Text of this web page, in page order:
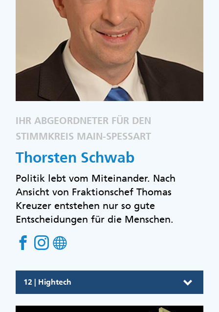
12 | Hightech
IHR ABGEORDNETER FÜR DEN
STIMMKREIS MAIN-SPESSART
Thorsten Schwab
Politik lebt vom Miteinander. Nach
Ansicht von Fraktionschef Thomas
Kreuzer entstehen nur so gute
Entscheidungen für die Menschen.